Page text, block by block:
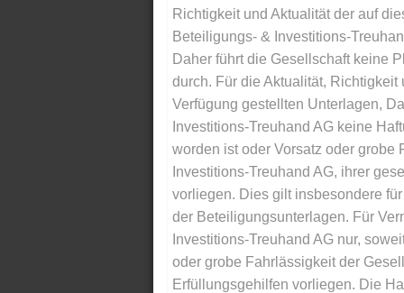
Richtigkeit und Aktualität der auf
Beteiligungs- & Investitions-
Daher führt die Gesellschaft keine
durch. Für die Aktualität,
Verfügung gestellten Unterlagen,
Investitions-Treuhand AG keine
worden ist oder Vorsatz oder
Investitions-Treuhand AG, ihrer
vorliegen. Dies gilt insbesondere
der Beteiligungsunterlagen. Für
Investitions-Treuhand AG nur,
oder grobe Fahrlässigkeit der
Erfüllungsgehilfen vorliegen. Die